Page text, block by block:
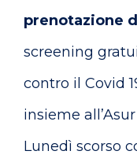
prenotazione
screening
contro il Covid
insieme
Lunedì scorso